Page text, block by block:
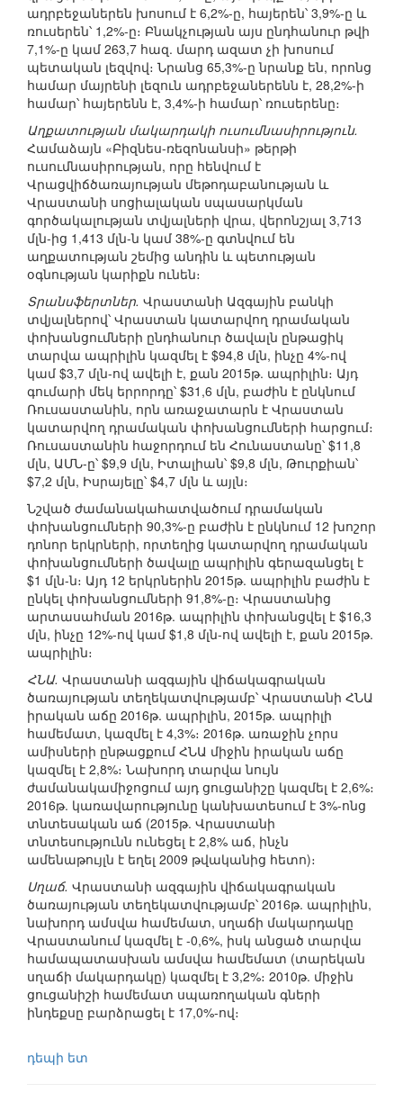
ադրբեջաներեն խոսում է 6,2%-ը, հայերեն՝ 3,9%-ը և
ռուսերեն՝ 1,2%-ը։ Բնակչության այս ընդհանուր թվի
7,1%-ը կամ 263,7 հազ. մարդ ազատ չի խոսում
պետական լեզվով։ Նրանց 65,3%-ը նրանք են, որոնց
համար մայրենի լեզուն ադրբեջաներենն է, 28,2%-ի
համար՝ հայերենն է, 3,4%-ի համար՝ ռուսերենը։
Աղքատության մակարդակի ուսումնասիրություն.
Համաձայն «Բիզնես-ռեզոնանսի» թերթի
ուսումնասիրության, որը հենվում է
Վրացվիճծառայության մեթոդաբանության և
Վրաստանի սոցիալական սպասարկման
գործակալության տվյալների վրա, վերոնշյալ 3,713
մլն-ից 1,413 մլն-ն կամ 38%-ը գտնվում են
աղքատության շեմից անդին և պետության
օգնության կարիքն ունեն։
Տրանսֆերտներ. Վրաստանի Ազգային բանկի
տվյալներով՝ Վրաստան կատարվող դրամական
փոխանցումների ընդհանուր ծավալն ընթացիկ
տարվա ապրիլին կազմել է $94,8 մլն, ինչը 4%-ով
կամ $3,7 մլն-ով ավելի է, քան 2015թ. ապրիլին։ Այդ
գումարի մեկ երրորդը՝ $31,6 մլն, բաժին է ընկնում
Ռուսաստանին, որն առաջատարն է Վրաստան
կատարվող դրամական փոխանցումների հարցում։
Ռուսաստանին հաջորդում են Հունաստանը՝ $11,8
մլն, ԱՄՆ-ը՝ $9,9 մլն, Իտալիան՝ $9,8 մլն, Թուրքիան՝
$7,2 մլն, Իսրայելը՝ $4,7 մլն և այլն։
Նշված ժամանակահատվածում դրամական
փոխանցումների 90,3%-ը բաժին է ընկնում 12 խոշոր
դոնոր երկրների, որտեղից կատարվող դրամական
փոխանցումների ծավալը ապրիլին գերազանցել է
$1 մլն-ն։ Այդ 12 երկրներին 2015թ. ապրիլին բաժին է
ընկել փոխանցումների 91,8%-ը։ Վրաստանից
արտասահման 2016թ. ապրիլին փոխանցվել է $16,3
մլն, ինչը 12%-ով կամ $1,8 մլն-ով ավելի է, քան 2015թ.
ապրիլին։
ՀՆԱ. Վրաստանի ազգային վիճակագրական
ծառայության տեղեկատվությամբ՝ Վրաստանի ՀՆԱ
իրական աճը 2016թ. ապրիլին, 2015թ. ապրիլի
համեմատ, կազմել է 4,3%։ 2016թ. առաջին չորս
ամիսների ընթացքում ՀՆԱ միջին իրական աճը
կազմել է 2,8%։ Նախորդ տարվա նույն
ժամանակամիջոցում այդ ցուցանիշը կազմել է 2,6%։
2016թ. կառավարությունը կանխատեսում է 3%-ոնց
տնտեսական աճ (2015թ. Վրաստանի
տնտեսությունն ունեցել է 2,8% աճ, ինչն
ամենաթույլն է եղել 2009 թվականից հետո)։
Սղաճ. Վրաստանի ազգային վիճակագրական
ծառայության տեղեկատվությամբ՝ 2016թ. ապրիլին,
նախորդ ամսվա համեմատ, սղաճի մակարդակը
Վրաստանում կազմել է -0,6%, իսկ անցած տարվա
համապատասխան ամսվա համեմատ (տարեկան
սղաճի մակարդակը) կազմել է 3,2%։ 2010թ. միջին
ցուցանիշի համեմատ սպառողական գների
ինդեքսը բարձրացել է 17,0%-ով։
դեպի ետ